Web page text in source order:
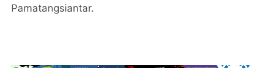
Pamatangsiantar.